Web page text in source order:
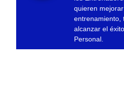
quieren
entrenamiento,
alcanzar el
Personal.